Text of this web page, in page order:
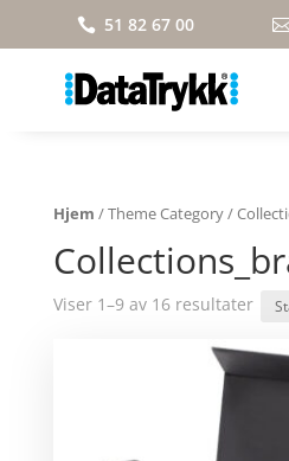
 51 82 67 00
Hjem / Theme Category /
Viser 1–9 av 16 resultater